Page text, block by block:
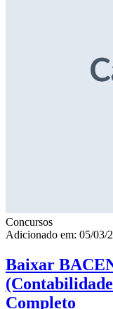
Concursos
Adicionado em: 05/03/
Baixar
Completo